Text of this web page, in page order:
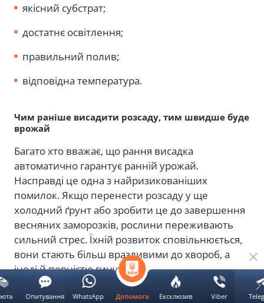
якісний субстрат;
достатнє освітлення;
правильний полив;
відповідна температура.
Чим раніше висадити розсаду, тим швидше буде
врожай
Багато хто вважає, що рання висадка
автоматично гарантує ранній урожай.
Насправді це одна з найризикованіших
помилок. Якщо перенести розсаду у ще
холодний ґрунт або зробити це до завершення
весняних заморозків, рослини переживають
сильний стрес. Їхній розвиток сповільнюється,
вони стають більш вразливими до хвороб, а
іноді й повністю гинуть.
До того ж не варто забувати
Допомога Ексклюзив Viber
Опитування WhatsApp